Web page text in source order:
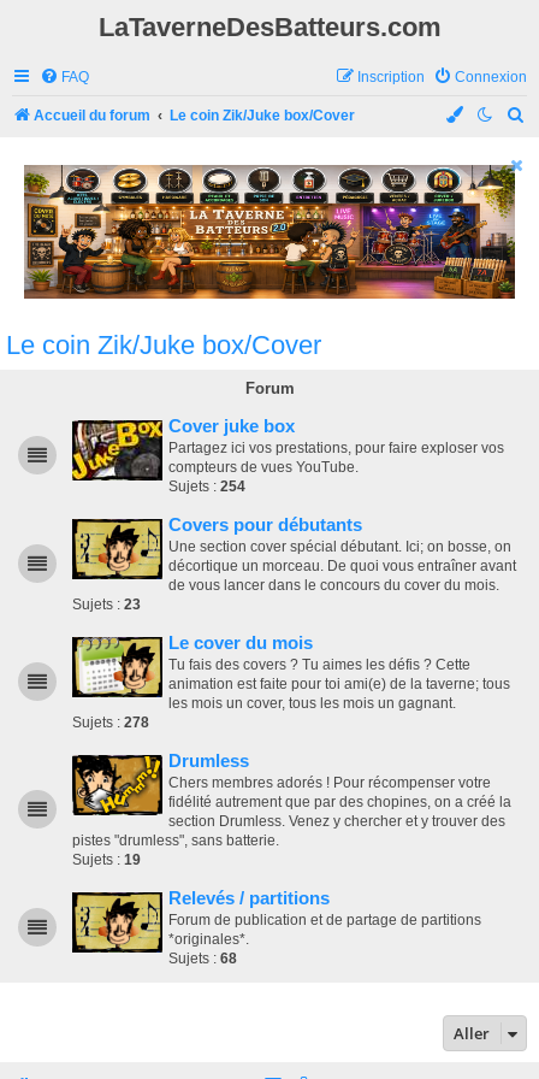
LaTaverneDesBatteurs.com
FAQ Connexion
Inscription
Accueil du forum Le coin Zik/Juke box/Cover
Le coin Zik/Juke box/Cover
Forum
Cover juke box
Partagez ici vos prestations, pour faire exploser vos
compteurs de vues YouTube.
Sujets : 254
Covers pour débutants
Une section cover spécial débutant. Ici; on bosse, on
décortique un morceau. De quoi vous entraîner avant
de vous lancer dans le concours du cover du mois.
Sujets : 23
Le cover du mois
Tu fais des covers ? Tu aimes les défis ? Cette
animation est faite pour toi ami(e) de la taverne; tous
les mois un cover, tous les mois un gagnant.
Sujets : 278
Drumless
Chers membres adorés ! Pour récompenser votre
fidélité autrement que par des chopines, on a créé la
section Drumless. Venez y chercher et y trouver des
pistes "drumless", sans batterie.
Sujets : 19
Relevés / partitions
Forum de publication et de partage de partitions
*originales*.
Sujets : 68
Aller